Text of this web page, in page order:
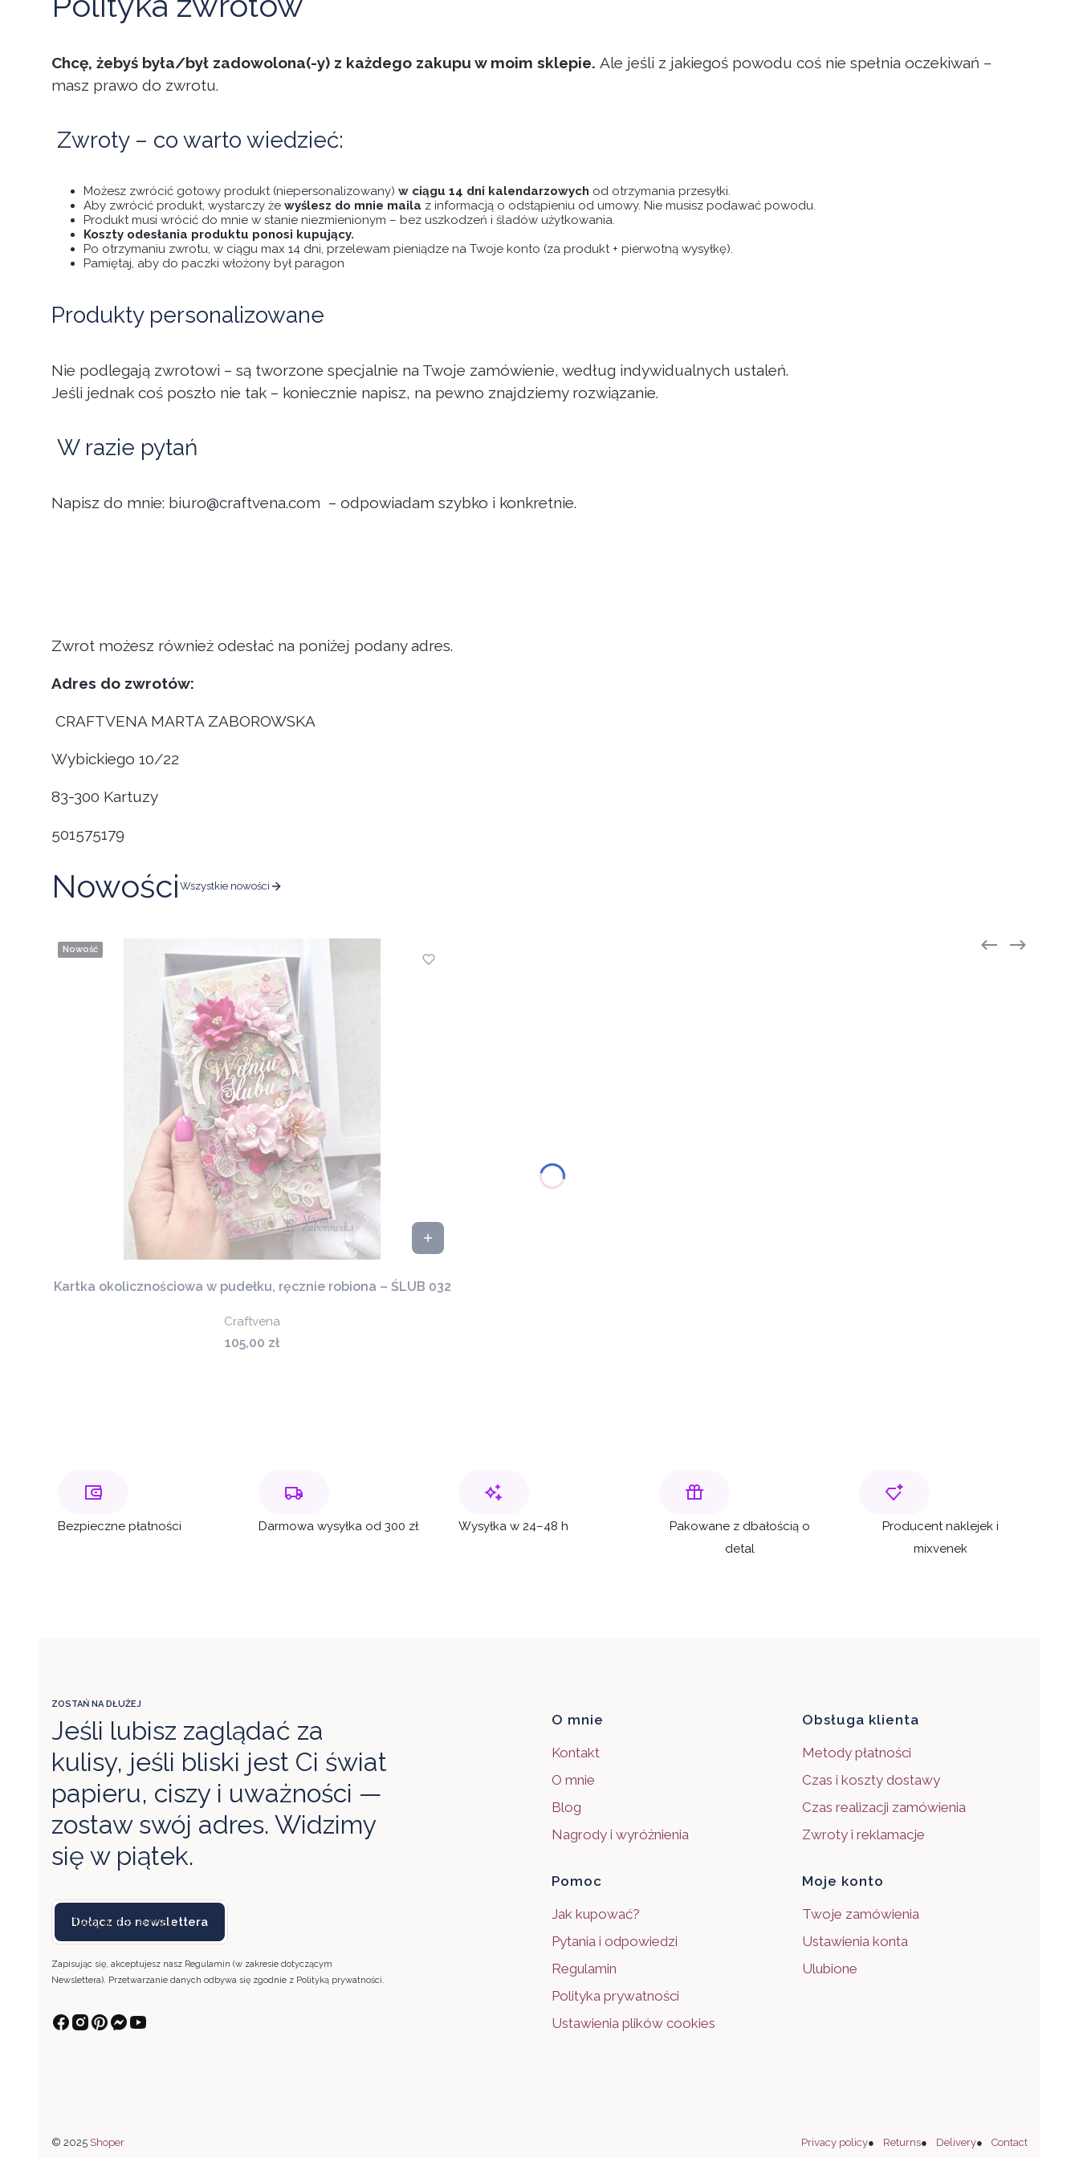
Chcę, żebyś była/był zadowolona(-y) z każdego zakupu w moim sklepie. Ale jeśli z jakiegoś powodu coś nie spełnia oczekiwań –
masz prawo do zwrotu.
Zwroty – co warto wiedzieć:
Możesz zwrócić gotowy produkt (niepersonalizowany) w ciągu 14 dni kalendarzowych od otrzymania przesyłki.
Aby zwrócić produkt, wystarczy że wyślesz do mnie maila z informacją o odstąpieniu od umowy. Nie musisz podawać powodu.
Produkt musi wrócić do mnie w stanie niezmienionym – bez uszkodzeń i śladów użytkowania.
Koszty odesłania produktu ponosi kupujący.
Po otrzymaniu zwrotu, w ciągu max 14 dni, przelewam pieniądze na Twoje konto (za produkt + pierwotną wysyłkę).
Pamiętaj, aby do paczki włożony był paragon
Produkty personalizowane
Nie podlegają zwrotowi – są tworzone specjalnie na Twoje zamówienie, według indywidualnych ustaleń.
Jeśli jednak coś poszło nie tak – koniecznie napisz, na pewno znajdziemy rozwiązanie.
W razie pytań
Napisz do mnie: biuro@craftvena.com – odpowiadam szybko i konkretnie.
Zwrot możesz również odesłać na poniżej podany adres.
Adres do zwrotów:
CRAFTVENA MARTA ZABOROWSKA
Wybickiego 10/22
83-300 Kartuzy
501575179
Nowości Wszystkie nowości
Nowość
Kartka okolicznościowa w pudełku, ręcznie robiona – ŚLUB 032
Craftvena
Cena
105,00 zł
Bezpieczne płatności Darmowa wysyłka od 300 zł Wysyłka w 24–48 h
Pakowane z dbałością o
detal
Producent naklejek i
mixvenek
ZOSTAŃ NA DŁUŻEJ
Jeśli lubisz zaglądać za
kulisy, jeśli bliski jest Ci świat
papieru, ciszy i uważności —
zostaw swój adres. Widzimy
się w piątek.
Twój adres e-mail
Dołącz do newslettera
Zapisując się, akceptujesz nasz Regulamin (w zakresie dotyczącym
Newslettera). Przetwarzanie danych odbywa się zgodnie z Polityką prywatności.
Linki w stopce
O mnie
Kontakt
O mnie
Blog
Nagrody i wyróżnienia
Obsługa klienta
Metody płatności
Czas i koszty dostawy
Czas realizacji zamówienia
Zwroty i reklamacje
Pomoc
Jak kupować?
Pytania i odpowiedzi
Regulamin
Polityka prywatności
Ustawienia plików cookies
Moje konto
Twoje zamówienia
Ustawienia konta
Ulubione
© 2025 Shoper Privacy policy● Returns● Delivery● Contact